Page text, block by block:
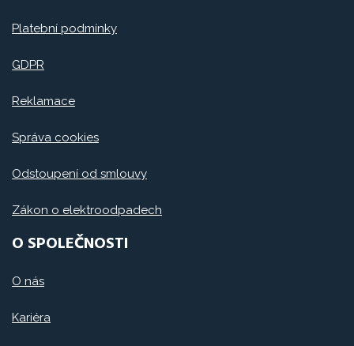
Platební podmínky
GDPR
Reklamace
Správa cookies
Odstoupení od smlouvy
Zákon o elektroodpadech
O SPOLEČNOSTI
O nás
Kariéra